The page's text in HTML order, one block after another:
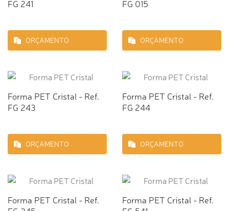
FG 241
ORÇAMENTO
FG 015
ORÇAMENTO
Forma PET Cristal - Ref.
FG 243
ORÇAMENTO
Forma PET Cristal - Ref.
FG 244
ORÇAMENTO
Forma PET Cristal - Ref.
Forma PET Cristal - Ref.